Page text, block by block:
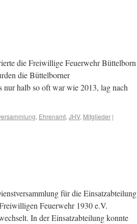
die Freiwillige Feuerwehr Büttelborn
die Büttelborner
nur halb so oft war wie 2013, lag nach
, Ehrenamt, JHV, Mitglieder |
für die Einsatzabteilung
Feuerwehr 1930 e.V.
In der Einsatzabteilung konnte